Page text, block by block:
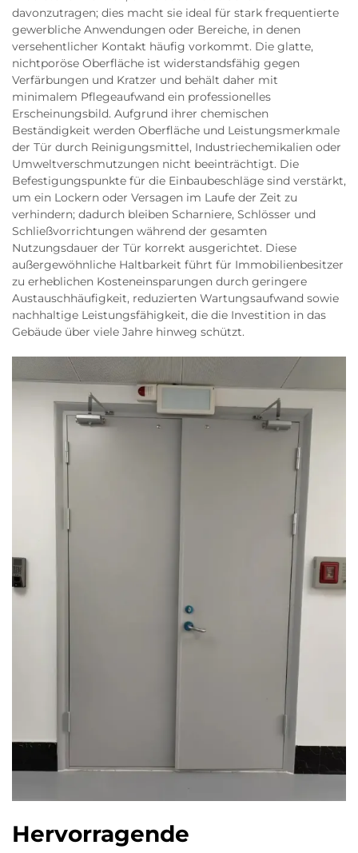
davonzutragen; dies macht sie ideal für stark frequentierte
gewerbliche Anwendungen oder Bereiche, in denen
versehentlicher Kontakt häufig vorkommt. Die glatte,
nichtporöse Oberfläche ist widerstandsfähig gegen
Verfärbungen und Kratzer und behält daher mit
minimalem Pflegeaufwand ein professionelles
Erscheinungsbild. Aufgrund ihrer chemischen
Beständigkeit werden Oberfläche und Leistungsmerkmale
der Tür durch Reinigungsmittel, Industriechemikalien oder
Umweltverschmutzungen nicht beeinträchtigt. Die
Befestigungspunkte für die Einbaubeschläge sind verstärkt,
um ein Lockern oder Versagen im Laufe der Zeit zu
verhindern; dadurch bleiben Scharniere, Schlösser und
Schließvorrichtungen während der gesamten
Nutzungsdauer der Tür korrekt ausgerichtet. Diese
außergewöhnliche Haltbarkeit führt für Immobilienbesitzer
zu erheblichen Kosteneinsparungen durch geringere
Austauschhäufigkeit, reduzierten Wartungsaufwand sowie
nachhaltige Leistungsfähigkeit, die die Investition in das
Gebäude über viele Jahre hinweg schützt.
Hervorragende